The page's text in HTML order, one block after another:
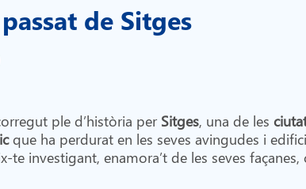
de Sitges
ple d’història per Sitges, una de les
que ha perdurat en les seves avingudes i
te investigant, enamora’t de les seves